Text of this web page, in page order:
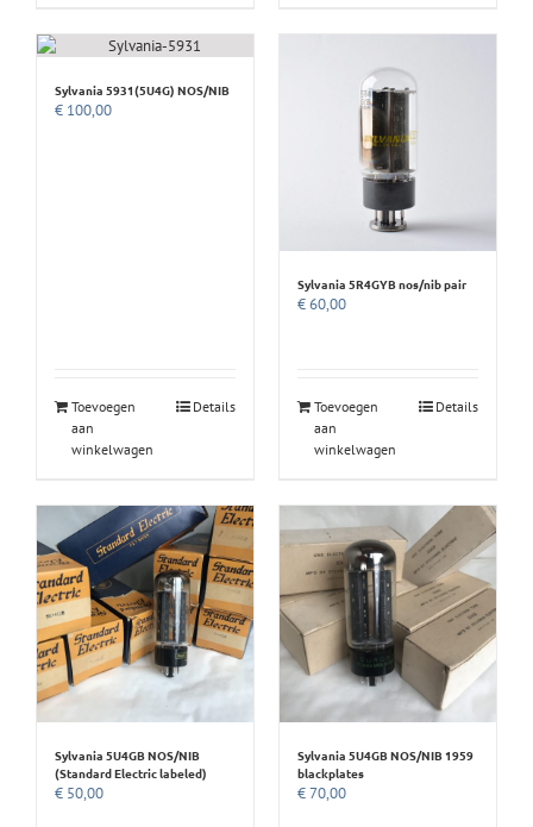
Sylvania 5931(5U4G) NOS/NIB
€ 100,00
Toevoegen
aan
winkelwagen
Details
Sylvania 5R4GYB nos/nib pair
€60,00
Toevoegen
aan
winkelwagen
Details
Sylvania 5U4GB NOS/NIB
(Standard Electric labeled)
€ 50,00
Sylvania 5U4GB NOS/NIB 1959
blackplates
€70,00